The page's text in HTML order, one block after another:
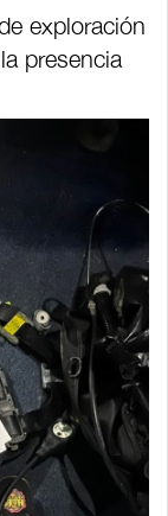
exploración
presencia